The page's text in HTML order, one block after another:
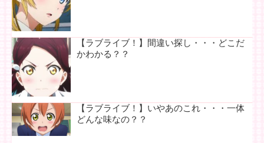
【ラブライブ！】間違い探し・・・どこだ
かわかる？？
【ラブライブ！】いやあのこれ・・・一体
どんな味なの？？